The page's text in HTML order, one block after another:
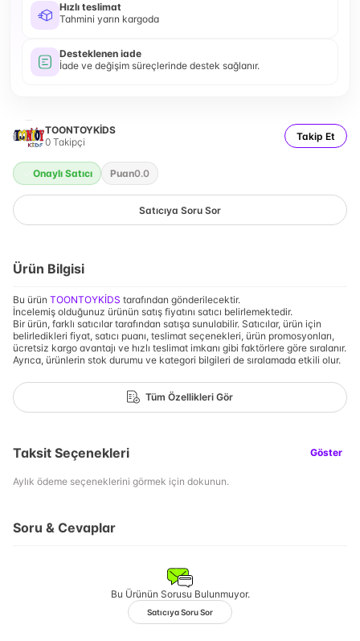
Hızlı teslimat
Tahmini yarın kargoda
Desteklenen iade
İade ve değişim süreçlerinde destek sağlanır.
TOONTOYKİDS
0 Takipçi Takip Et
Onaylı Satıcı Puan0.0
Satıcıya Soru Sor
Ürün Bilgisi
Bu ürün TOONTOYKİDS tarafından gönderilecektir.
İncelemiş olduğunuz ürünün satış fiyatını satıcı belirlemektedir.
Bir ürün, farklı satıcılar tarafından satışa sunulabilir. Satıcılar, ürün için
belirledikleri fiyat, satıcı puanı, teslimat seçenekleri, ürün promosyonları,
ücretsiz kargo avantajı ve hızlı teslimat imkanı gibi faktörlere göre sıralanır.
Ayrıca, ürünlerin stok durumu ve kategori bilgileri de sıralamada etkili olur.
Tüm Özellikleri Gör
Taksit Seçenekleri Göster
Aylık ödeme seçeneklerini görmek için dokunun.
Soru & Cevaplar
Bu Ürünün Sorusu Bulunmuyor.
Satıcıya Soru Sor